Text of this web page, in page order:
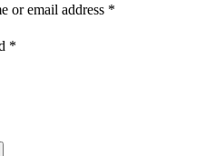
or email address *
*